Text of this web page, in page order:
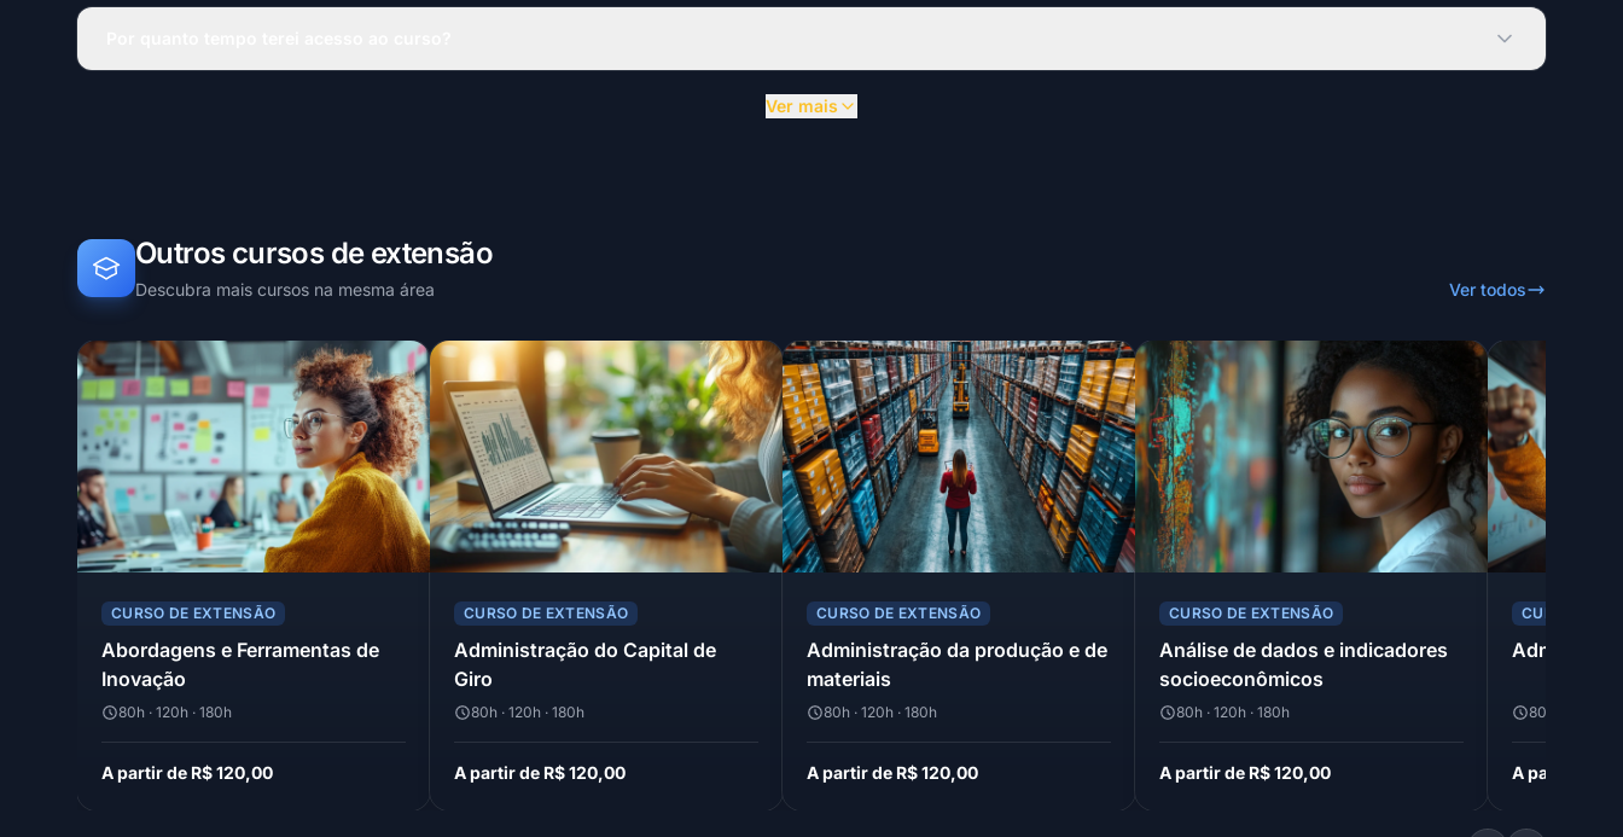
Ver mais
Outros cursos de extensão
Descubra mais cursos na mesma área Ver todos
CURSO DE EXTENSÃO
Abordagens e Ferramentas de
Inovação
80h · 120h · 180h
A partir de R$ 120,00
CURSO DE EXTENSÃO
Administração do Capital de
Giro
80h · 120h · 180h
A partir de R$ 120,00
CURSO DE EXTENSÃO
Administração da produção e de
materiais
80h · 120h · 180h
A partir de R$ 120,00
CURSO DE EXTENSÃO
Análise de dados e indicadores
socioeconômicos
80h · 120h · 180h
A partir de R$ 120,00
CURSO DE
80h · 120h ·
A partir de